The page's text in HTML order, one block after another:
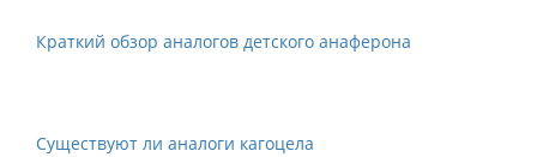
Краткий обзор аналогов детского анаферона
Существуют ли аналоги кагоцела